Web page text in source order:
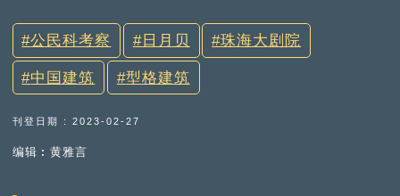
公民科考察 日月贝 珠海大剧院
中国建筑 型格建筑
刊登日期 : 2023-02-27
编辑︰黄雅言